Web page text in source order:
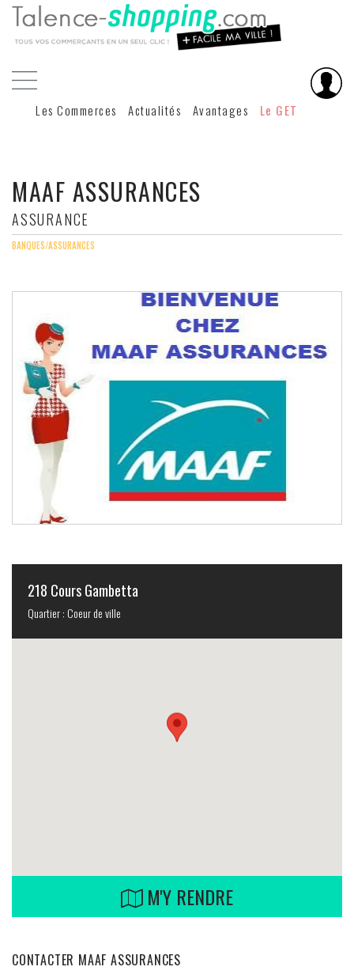
Les Commerces Actualités Avantages Le GET
MAAF ASSURANCES
ASSURANCE
BANQUES/ASSURANCES
218 Cours Gambetta
Quartier : Coeur de ville
M'Y RENDRE
CONTACTER MAAF ASSURANCES